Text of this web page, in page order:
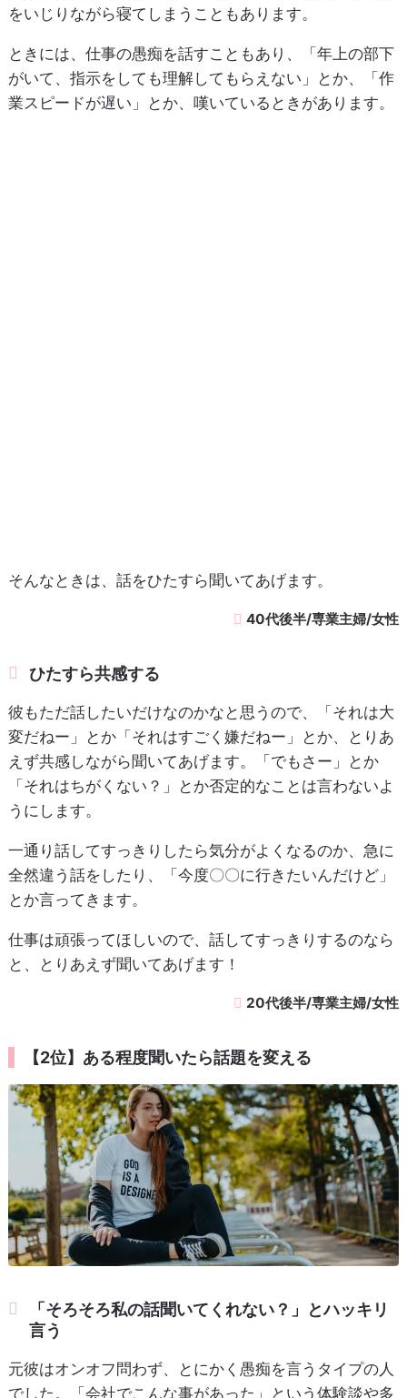
をいじりながら寝てしまうこともあります。
ときには、仕事の愚痴を話すこともあり、「年上の部下
がいて、指示をしても理解してもらえない」とか、「作
業スピードが遅い」とか、嘆いているときがあります。
そんなときは、話をひたすら聞いてあげます。
40代後半/専業主婦/女性
ひたすら共感する
彼もただ話したいだけなのかなと思うので、「それは大
変だねー」とか「それはすごく嫌だねー」とか、とりあ
えず共感しながら聞いてあげます。「でもさー」とか
「それはちがくない？」とか否定的なことは言わないよ
うにします。
一通り話してすっきりしたら気分がよくなるのか、急に
全然違う話をしたり、「今度〇〇に行きたいんだけど」
とか言ってきます。
仕事は頑張ってほしいので、話してすっきりするのなら
と、とりあえず聞いてあげます！
20代後半/専業主婦/女性
【2位】ある程度聞いたら話題を変える
「そろそろ私の話聞いてくれない？」とハッキリ
言う
元彼はオンオフ問わず、とにかく愚痴を言うタイプの人
でした。「会社でこんな事があった」という体験談や多